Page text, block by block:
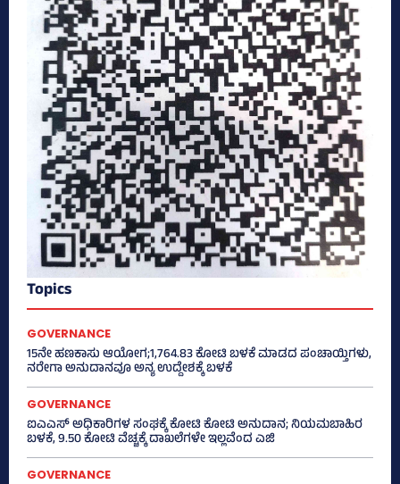
Topics
GOVERNANCE
15ನೇ ಹಣಕಾಸು ಆಯೋಗ;1,764.83 ಕೋಟಿ ಬಳಕೆ ಮಾಡದ ಪಂಚಾಯ್ತಿಗಳು,
ನರೇಗಾ ಅನುದಾನವೂ ಅನ್ಯ ಉದ್ದೇಶಕ್ಕೆ ಬಳಕೆ
GOVERNANCE
ಐಎಎಸ್‌ ಅಧಿಕಾರಿಗಳ ಸಂಘಕ್ಕೆ ಕೋಟಿ ಕೋಟಿ ಅನುದಾನ; ನಿಯಮಬಾಹಿರ
ಬಳಕೆ, 9.50 ಕೋಟಿ ವೆಚ್ಚಕ್ಕೆ ದಾಖಲೆಗಳೇ ಇಲ್ಲವೆಂದ ಎಜಿ
GOVERNANCE